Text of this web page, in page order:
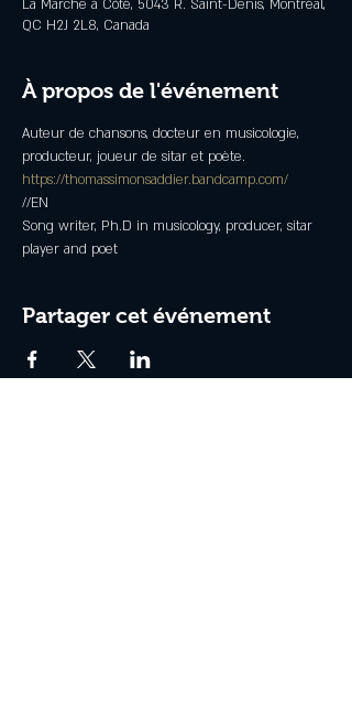
La Marche à Côté, 5043 R. Saint-Denis, Montréal,
QC H2J 2L8, Canada
À propos de l'événement
Auteur de chansons, docteur en musicologie,
producteur, joueur de sitar et poète.
https://thomassimonsaddier.bandcamp.com/
//EN
Song writer, Ph.D in musicology, producer, sitar
player and poet
Partager cet événement